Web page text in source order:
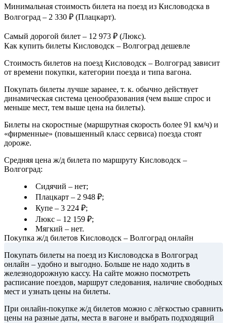
Минимальная стоимость билета на поезд из Кисловодска в
Волгоград – 2 330 ₽ (Плацкарт).
Самый дорогой билет – 12 973 ₽ (Люкс).
Как купить билеты Кисловодск – Волгоград дешевле
Стоимость билетов на поезд Кисловодск – Волгоград зависит
от времени покупки, категории поезда и типа вагона.
Покупать билеты лучше заранее, т. к. обычно действует
динамическая система ценообразования (чем выше спрос и
меньше мест, тем выше цена на билеты).
Билеты на скоростные (маршрутная скорость более 91 км/ч) и
«фирменные» (повышенный класс сервиса) поезда стоят
дороже.
Средняя цена ж/д билета по маршруту Кисловодск –
Волгоград:
Сидячий – нет;
Плацкарт – 2 948 ₽;
Купе – 3 224 ₽;
Люкс – 12 159 ₽;
Мягкий – нет.
Покупка ж/д билетов Кисловодск – Волгоград онлайн
Покупать билеты на поезд из Кисловодска в Волгоград
онлайн – удобно и выгодно. Больше не надо ходить в
железнодорожную кассу. На сайте можно посмотреть
расписание поездов, маршрут следования, наличие свободных
мест и узнать цены на билеты.
При онлайн-покупке ж/д билетов можно с лёгкостью сравнить
цены на разные даты, места в вагоне и выбрать подходящий